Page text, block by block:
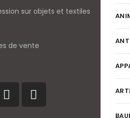
sur objets et textiles
de vente